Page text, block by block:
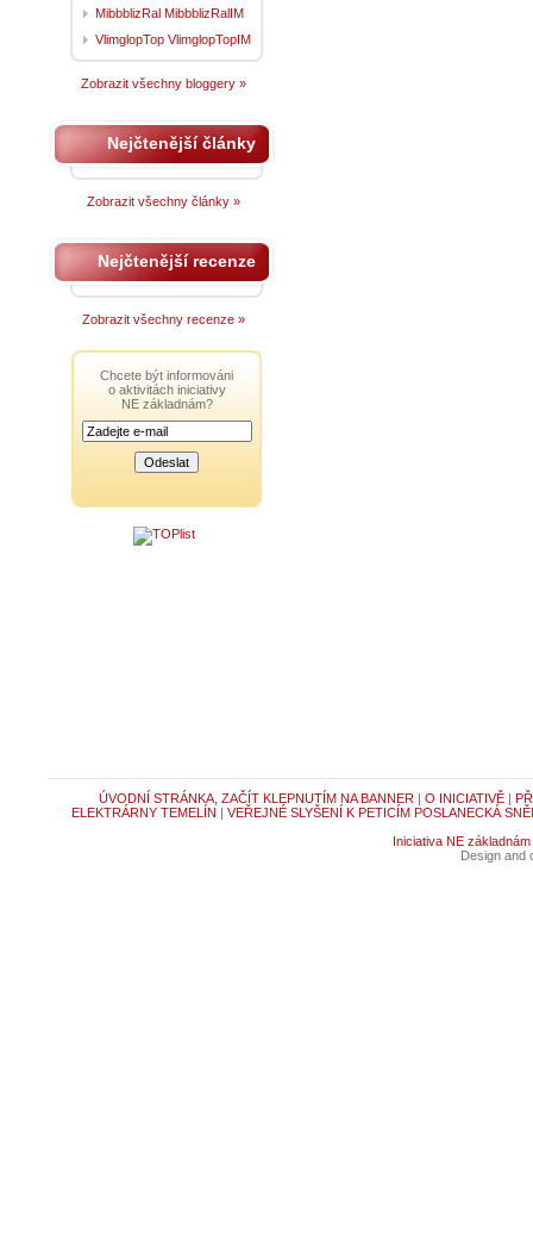
MibbblizRal MibbblizRalIM
VlimglopTop VlimglopTopIM
Zobrazit všechny bloggery »
Nejčtenější články
Zobrazit všechny články »
Nejčtenější recenze
Zobrazit všechny recenze »
Chcete být informováni
o aktivitách iniciativy
NE základnám?
ÚVODNÍ STRÁNKA, ZAČÍT KLEPNUTÍM NA BANNER | O INICIATIVĚ|
ELEKTRÁRNY TEMELÍN | VEŘEJNÉ SLYŠENÍ K PETICÍM POSLANECKÁ
Iniciativa NE základnám
Design and